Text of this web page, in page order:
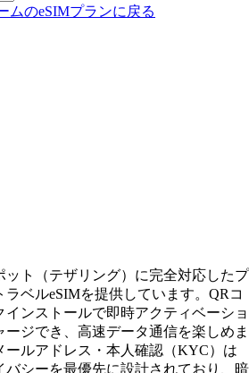
ムのeSIMプランに戻る
ット（テザリング）に完全対応したプ
ベルeSIMを提供しています。QRコ
ンストールで即時アクティベーショ
ジでき、高速データ通信を楽しめま
ールアドレス・本人確認（KYC）は
バシーを最優先に設計されており、暗